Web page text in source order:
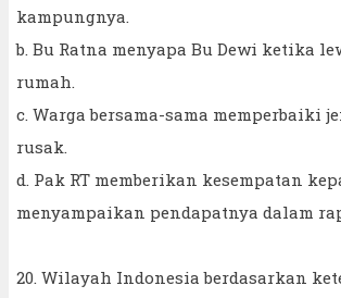
kampungnya.
b. Bu Ratna menyapa Bu Dewi ketika
rumah.
c. Warga bersama-sama memperbaiki
rusak.
d. Pak RT memberikan kesempatan
menyampaikan pendapatnya dalam
20. Wilayah Indonesia berdasarkan